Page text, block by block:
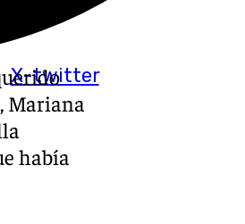
X-twitter
, Mariana
había